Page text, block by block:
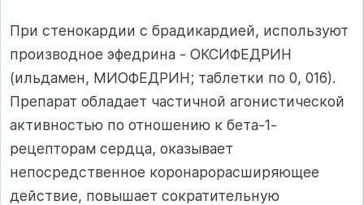
При стенокардии с брадикардией, используют
производное эфедрина - ОКСИФЕДРИН
(ильдамен, МИОФЕДРИН; таблетки по 0, 016).
Препарат обладает частичной агонистической
активностью по отношению к бета-1-
рецепторам сердца, оказывает
непосредственное коронарорасширяющее
действие, повышает сократительную